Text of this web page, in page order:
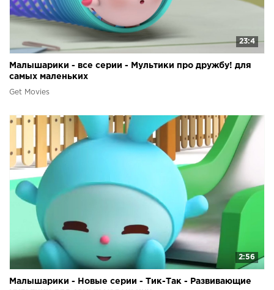
23:4
Малышарики - все серии - Мультики про дружбу! для
самых маленьких
Get Movies
2:56
Малышарики - Новые серии - Тик-Так - Развивающие